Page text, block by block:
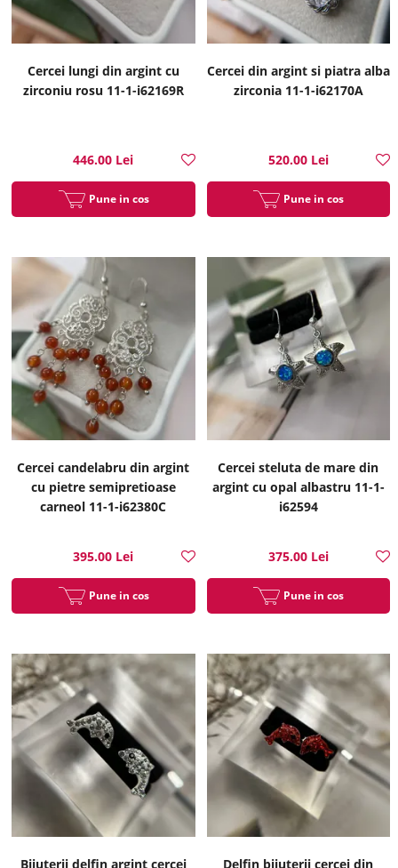
Cercei lungi din argint cu
zirconiu rosu 11-1-i62169R
446.00 Lei
Pune in cos
Cercei din argint si piatra alba
zirconia 11-1-i62170A
520.00 Lei
Pune in cos
Cercei candelabru din argint
cu pietre semipretioase
carneol 11-1-i62380C
395.00 Lei
Pune in cos
Cercei steluta de mare din
argint cu opal albastru 11-1-
i62594
375.00 Lei
Pune in cos
Bijuterii delfin argint cercei Delfin bijuterii cercei din